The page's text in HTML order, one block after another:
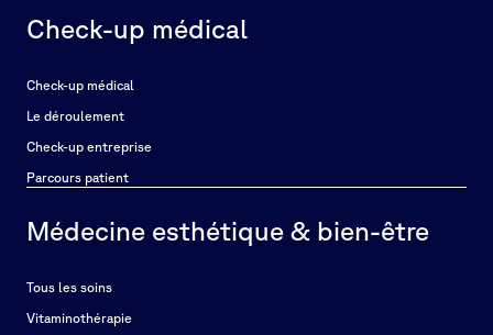
Check-up médical
Check-up médical
Le déroulement
Check-up entreprise
Parcours patient
Médecine esthétique & bien-être
Tous les soins
Vitaminothérapie